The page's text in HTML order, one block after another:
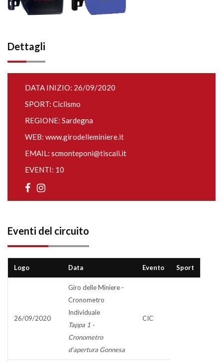
Dettagli
DATA INIZIO: 26/09/2020
SPORT: Ciclismo
REGIONE: Sardegna
WEB: www.girodelleminiere.it
EMAIL: scmonteponi@tiscali.it
EVENTI: 10
Eventi del circuito
Logo Data Evento Sport
26/09/2020
Giro delle Miniere -
Cronometro
Individuale
Tappa 1 -
Cronometro
d’apertura Gonnesa
CIC